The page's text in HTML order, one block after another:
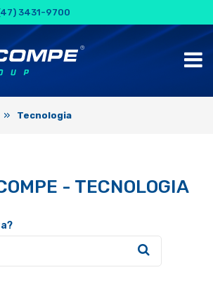
3431-9700
» Tecnologia
- TECNOLOGIA